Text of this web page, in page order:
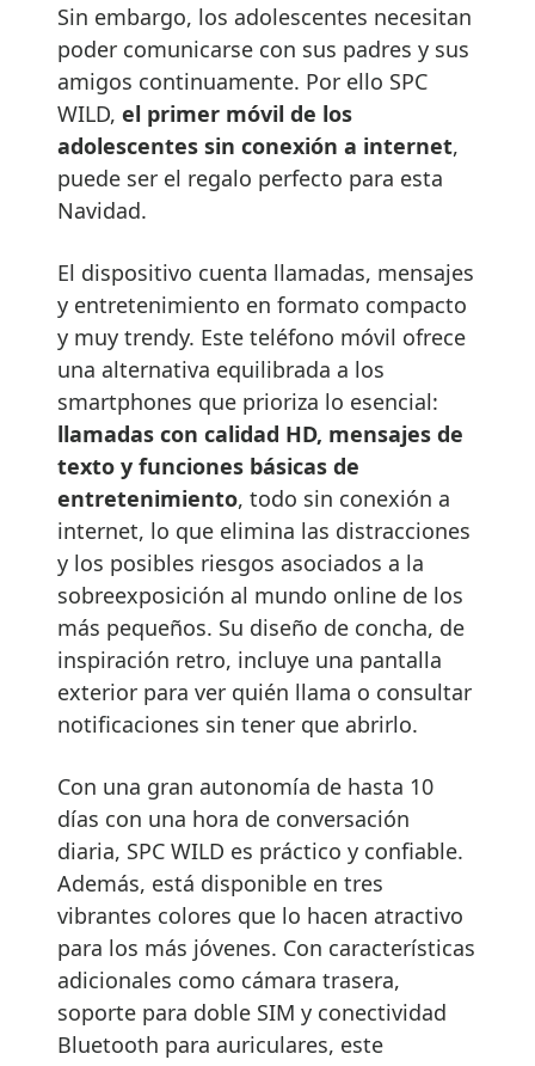
Sin embargo, los adolescentes necesitan
poder comunicarse con sus padres y sus
amigos continuamente. Por ello SPC
WILD, el primer móvil de los
adolescentes sin conexión a internet,
puede ser el regalo perfecto para esta
Navidad.
El dispositivo cuenta llamadas, mensajes
y entretenimiento en formato compacto
y muy trendy. Este teléfono móvil ofrece
una alternativa equilibrada a los
smartphones que prioriza lo esencial:
llamadas con calidad HD, mensajes de
texto y funciones básicas de
entretenimiento, todo sin conexión a
internet, lo que elimina las distracciones
y los posibles riesgos asociados a la
sobreexposición al mundo online de los
más pequeños. Su diseño de concha, de
inspiración retro, incluye una pantalla
exterior para ver quién llama o consultar
notificaciones sin tener que abrirlo.
Con una gran autonomía de hasta 10
días con una hora de conversación
diaria, SPC WILD es práctico y confiable.
Además, está disponible en tres
vibrantes colores que lo hacen atractivo
para los más jóvenes. Con características
adicionales como cámara trasera,
soporte para doble SIM y conectividad
Bluetooth para auriculares, este